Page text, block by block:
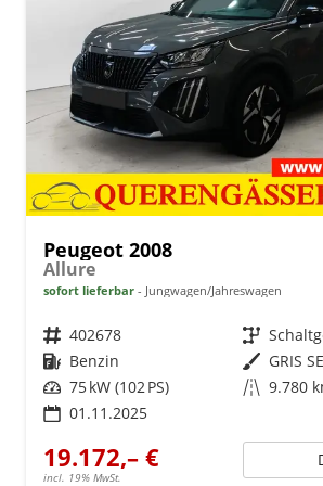
Peugeot 2008
Allure
sofort lieferbar Jungwagen/Jahreswagen
Fahrzeugnr. 402678 Getriebe
Kraftstoff Benzin Außenfarbe GRIS
Leistung 75 kW (102 PS) Kilometerstand 9.780
01.11.2025
19.172,– €
incl. 19% MwSt.